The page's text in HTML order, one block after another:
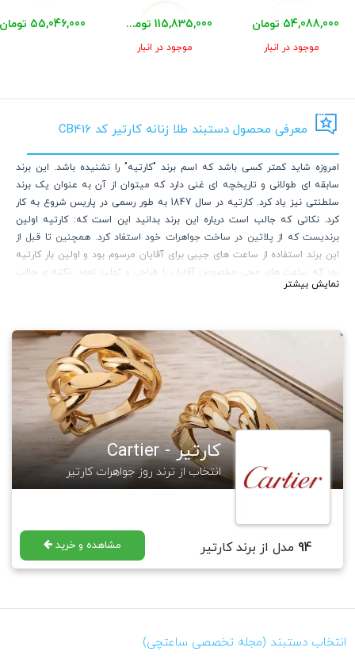
54,088,000 تومان
موجود در انبار
115,835,000 تومان
موجود در انبار
55,046,000 تومان
معرفی محصول دستبند طلا زنانه کارتیر کد CB416
امروزه شاید کمتر کسی باشد که اسم برند "کارتیه" را نشنیده باشد. این برند
سابقه ای طولانی و تاریخچه ای غنی دارد که میتوان از آن به عنوان یک برند
سلطنتی نیز یاد کرد. کارتیه در سال 1847 به طور رسمی در پاریس شروع به کار
کرد. نکاتی که جالب است درباره این برند بدانید این است که: کارتیه اولین
برندیست که از پلاتین در ساخت جواهرات خود استفاد کرد. همچنین تا قبل از
این برند استفاده از ساعت های جیبی برای آقایان مرسوم بود و اولین بار کارتیه
بود که ساعت های مچی مخصوص آقایان را طراحی و تولید نمود. نکته ی جالب
دیگری که شاید نمیدانستید این است که بزرگترین و گرانترین یاقوت سرخ
که در لینک زیر قابل مشاهده و خرید هستند.
https://saatchico.com/Cartier
برای مطالعه بیشتر در مورد برند کارتیه میتوانید به مجله گالری ساعتچی رجوع
فرمایید.
https://saatchico.com/mag/Cartier
نمایش بیشتر
کارتیر - Cartier
انتخاب از ترند روز جواهرات کارتیر
94 مدل از برند کارتیر مشاهده و خرید
انتخاب دستبند (مجله تخصصی ساعتچی)